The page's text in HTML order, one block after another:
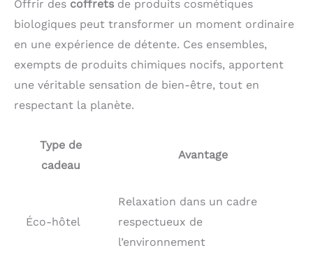
Offrir des coffrets de produits cosmétiques
biologiques peut transformer un moment ordinaire
en une expérience de détente. Ces ensembles,
exempts de produits chimiques nocifs, apportent
une véritable sensation de bien-être, tout en
respectant la planète.
Type de
cadeau
Avantage
Éco-hôtel
Relaxation dans un cadre
respectueux de
l’environnement